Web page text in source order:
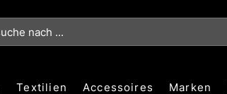
Textilien Accessoires Marken